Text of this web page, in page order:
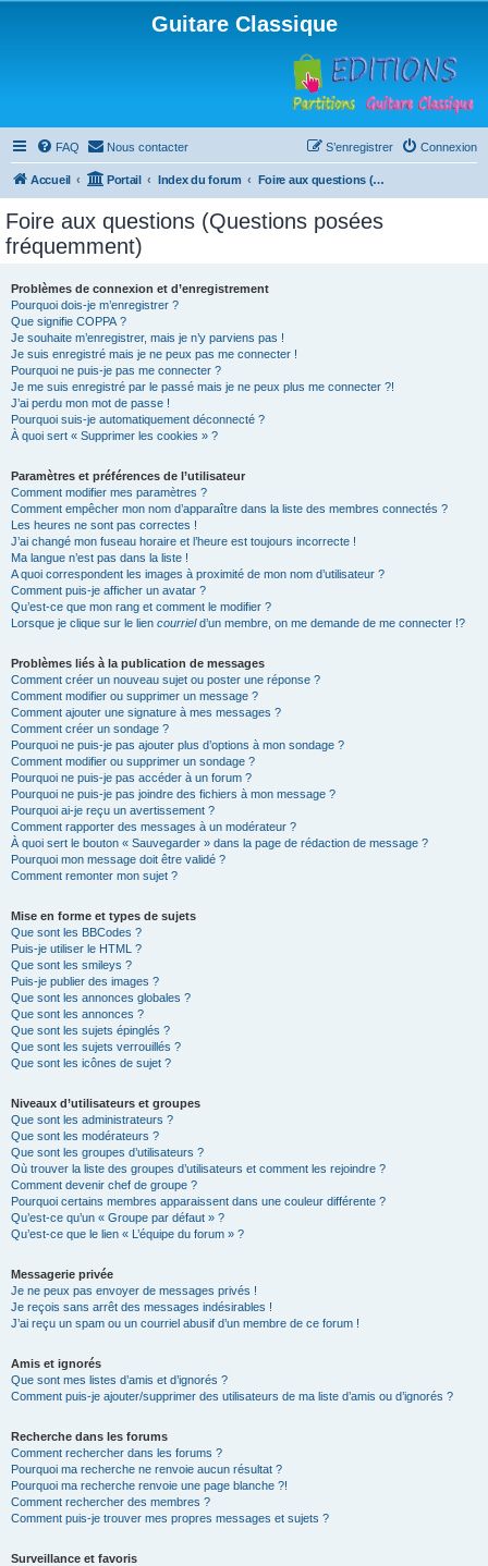
Guitare Classique
FAQ Nous contacter Connexion
S’enregistrer
Accueil Portail Index du forum Foire aux questions (Questions posées fréquemment)
Foire aux questions (Questions posées
fréquemment)
Problèmes de connexion et d’enregistrement
Pourquoi dois-je m’enregistrer ?
Que signifie COPPA ?
Je souhaite m’enregistrer, mais je n’y parviens pas !
Je suis enregistré mais je ne peux pas me connecter !
Pourquoi ne puis-je pas me connecter ?
Je me suis enregistré par le passé mais je ne peux plus me connecter ?!
J’ai perdu mon mot de passe !
Pourquoi suis-je automatiquement déconnecté ?
À quoi sert « Supprimer les cookies » ?
Paramètres et préférences de l’utilisateur
Comment modifier mes paramètres ?
Comment empêcher mon nom d’apparaître dans la liste des membres connectés ?
Les heures ne sont pas correctes !
J’ai changé mon fuseau horaire et l’heure est toujours incorrecte !
Ma langue n’est pas dans la liste !
A quoi correspondent les images à proximité de mon nom d’utilisateur ?
Comment puis-je afficher un avatar ?
Qu’est-ce que mon rang et comment le modifier ?
Lorsque je clique sur le lien courrield’un membre, on me demande de me connecter !?
Problèmes liés à la publication de messages
Comment créer un nouveau sujet ou poster une réponse ?
Comment modifier ou supprimer un message ?
Comment ajouter une signature à mes messages ?
Comment créer un sondage ?
Pourquoi ne puis-je pas ajouter plus d’options à mon sondage ?
Comment modifier ou supprimer un sondage ?
Pourquoi ne puis-je pas accéder à un forum ?
Pourquoi ne puis-je pas joindre des fichiers à mon message ?
Pourquoi ai-je reçu un avertissement ?
Comment rapporter des messages à un modérateur ?
À quoi sert le bouton « Sauvegarder » dans la page de rédaction de message ?
Pourquoi mon message doit être validé ?
Comment remonter mon sujet ?
Mise en forme et types de sujets
Que sont les BBCodes ?
Puis-je utiliser le HTML ?
Que sont les smileys ?
Puis-je publier des images ?
Que sont les annonces globales ?
Que sont les annonces ?
Que sont les sujets épinglés ?
Que sont les sujets verrouillés ?
Que sont les icônes de sujet ?
Niveaux d’utilisateurs et groupes
Que sont les administrateurs ?
Que sont les modérateurs ?
Que sont les groupes d’utilisateurs ?
Où trouver la liste des groupes d’utilisateurs et comment les rejoindre ?
Comment devenir chef de groupe ?
Pourquoi certains membres apparaissent dans une couleur différente ?
Qu’est-ce qu’un « Groupe par défaut » ?
Qu’est-ce que le lien « L’équipe du forum » ?
Messagerie privée
Je ne peux pas envoyer de messages privés !
Je reçois sans arrêt des messages indésirables !
J’ai reçu un spam ou un courriel abusif d’un membre de ce forum !
Amis et ignorés
Que sont mes listes d’amis et d’ignorés ?
Comment puis-je ajouter/supprimer des utilisateurs de ma liste d’amis ou d’ignorés ?
Recherche dans les forums
Comment rechercher dans les forums ?
Pourquoi ma recherche ne renvoie aucun résultat ?
Pourquoi ma recherche renvoie une page blanche ?!
Comment rechercher des membres ?
Comment puis-je trouver mes propres messages et sujets ?
Surveillance et favoris